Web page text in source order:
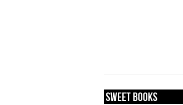
sweet books